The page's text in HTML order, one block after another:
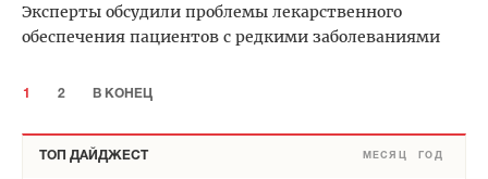
Эксперты обсудили проблемы лекарственного
обеспечения пациентов с редкими заболеваниями
1 2 В КОНЕЦ
ТОП ДАЙДЖЕСТ МЕСЯЦ ГОД